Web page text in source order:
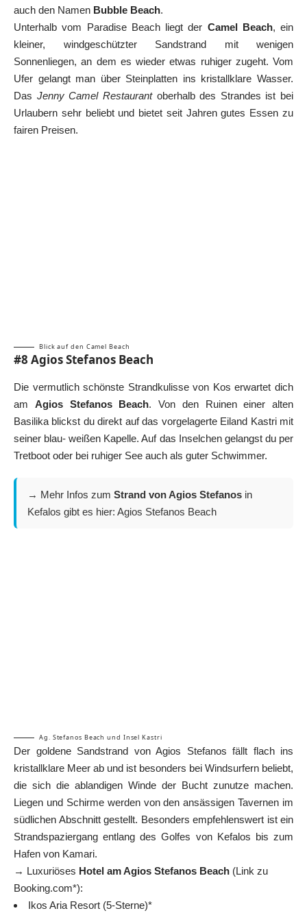
auch den Namen Bubble Beach.
Unterhalb vom Paradise Beach liegt der Camel Beach, ein
kleiner, windgeschützter Sandstrand mit wenigen
Sonnenliegen, an dem es wieder etwas ruhiger zugeht. Vom
Ufer gelangt man über Steinplatten ins kristallklare Wasser.
Das Jenny Camel Restaurantoberhalb des Strandes ist bei
Urlaubern sehr beliebt und bietet seit Jahren gutes Essen zu
fairen Preisen.
Blick auf den Camel Beach
#8 Agios Stefanos Beach
Die vermutlich schönste Strandkulisse von Kos erwartet dich
am Agios Stefanos Beach. Von den Ruinen einer alten
Basilika blickst du direkt auf das vorgelagerte Eiland Kastri mit
seiner blau- weißen Kapelle. Auf das Inselchen gelangst du per
Tretboot oder bei ruhiger See auch als guter Schwimmer.
→ Mehr Infos zum Strand von Agios Stefanos in
Kefalos gibt es hier: Agios Stefanos Beach
Ag. Stefanos Beach und Insel Kastri
Der goldene Sandstrand von Agios Stefanos fällt flach ins
kristallklare Meer ab und ist besonders bei Windsurfern beliebt,
die sich die ablandigen Winde der Bucht zunutze machen.
Liegen und Schirme werden von den ansässigen Tavernen im
südlichen Abschnitt gestellt. Besonders empfehlenswert ist ein
Strandspaziergang entlang des Golfes von Kefalos bis zum
Hafen von Kamari.
→ Luxuriöses Hotel am Agios Stefanos Beach (Link zu
Booking.com*):
Ikos Aria Resort (5-Sterne)*